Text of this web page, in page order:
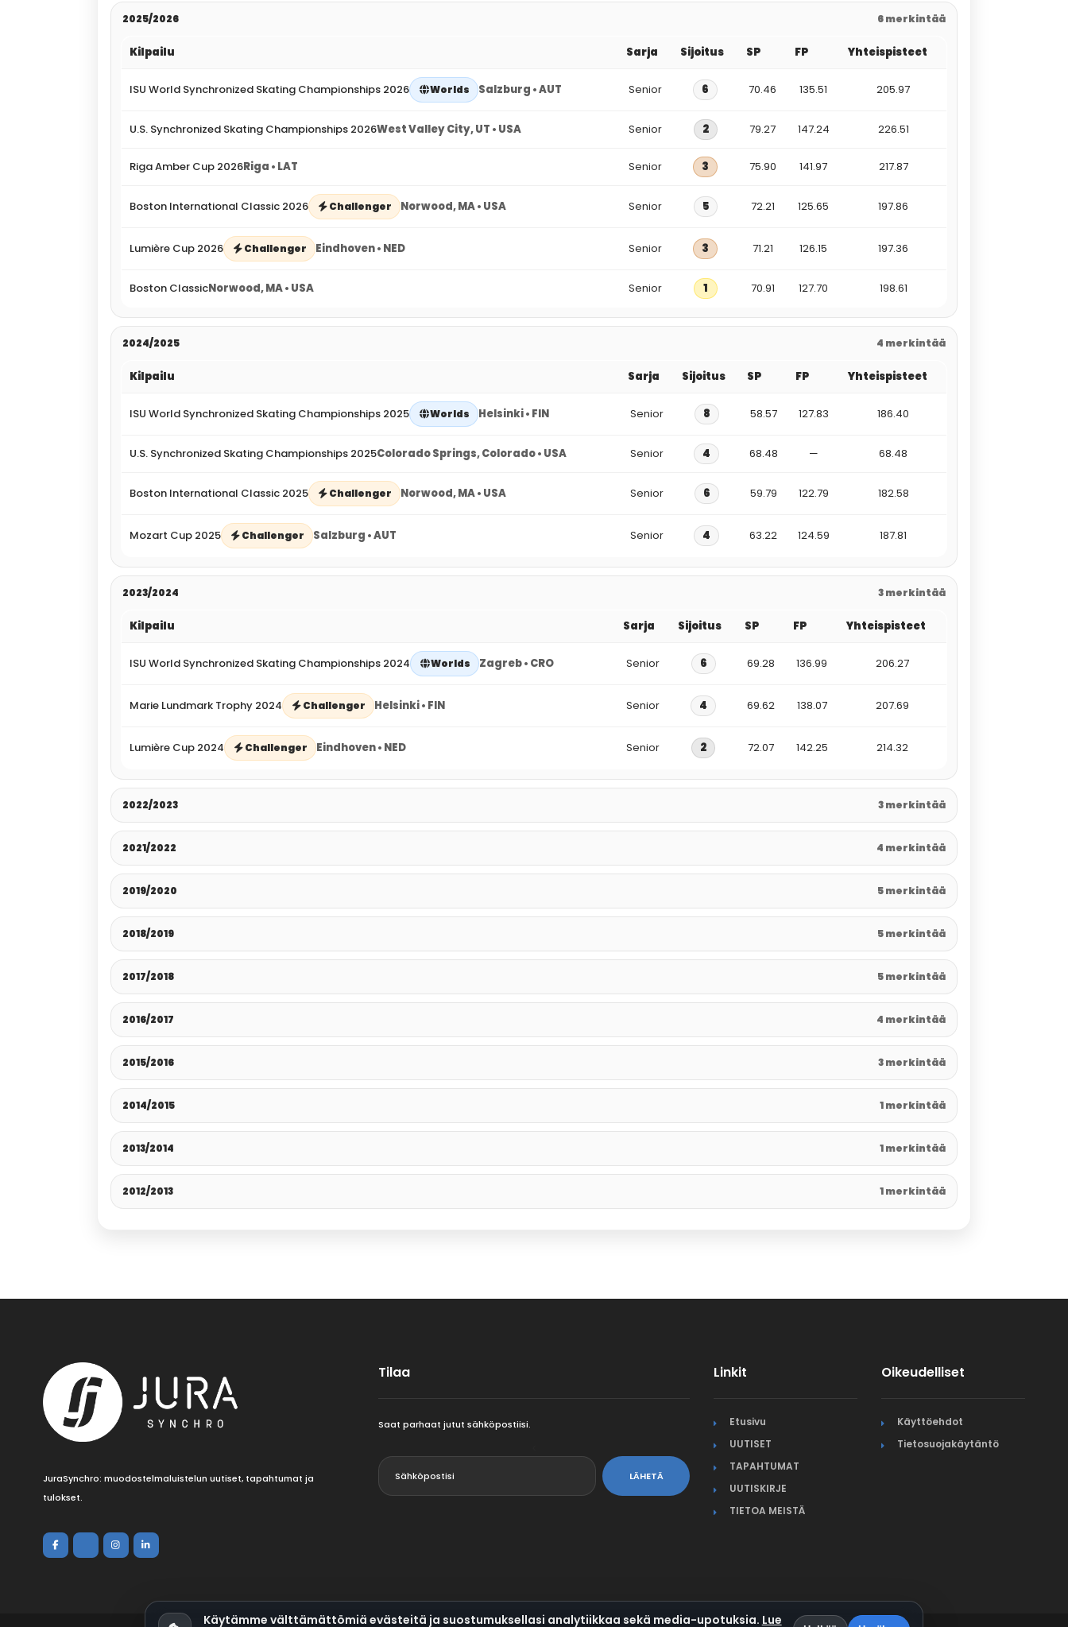
2025/2026 6 merkintää
Kilpailu Sarja Sijoitus SP FP Yhteispisteet
ISU World Synchronized Skating Championships 2026 Worlds Salzburg • AUT Senior 6 70.46 135.51 205.97
U.S. Synchronized Skating Championships 2026West Valley City, UT • USA Senior 2 79.27 147.24 226.51
Riga Amber Cup 2026Riga • LAT Senior 3 75.90 141.97 217.87
Boston International Classic 2026 Challenger Norwood, MA • USA Senior 5 72.21 125.65 197.86
Lumière Cup 2026 Challenger Eindhoven • NED Senior 3 71.21 126.15 197.36
Boston ClassicNorwood, MA • USA Senior 1 70.91 127.70 198.61
2024/2025 4 merkintää
Kilpailu Sarja Sijoitus SP FP Yhteispisteet
ISU World Synchronized Skating Championships 2025 Worlds Helsinki • FIN Senior 8 58.57 127.83 186.40
U.S. Synchronized Skating Championships 2025Colorado Springs, Colorado • USA Senior 4 68.48 — 68.48
Boston International Classic 2025 Challenger Norwood, MA • USA Senior 6 59.79 122.79 182.58
Mozart Cup 2025 Challenger Salzburg • AUT Senior 4 63.22 124.59 187.81
2023/2024 3 merkintää
Kilpailu Sarja Sijoitus SP FP Yhteispisteet
ISU World Synchronized Skating Championships 2024 Worlds Zagreb • CRO Senior 6 69.28 136.99 206.27
Marie Lundmark Trophy 2024 Challenger Helsinki • FIN Senior 4 69.62 138.07 207.69
Lumière Cup 2024 Challenger Eindhoven • NED Senior 2 72.07 142.25 214.32
2022/2023 3 merkintää
2021/2022 4 merkintää
2019/2020 5 merkintää
2018/2019 5 merkintää
2017/2018 5 merkintää
2016/2017 4 merkintää
2015/2016 3 merkintää
2014/2015 1 merkintää
2013/2014 1 merkintää
2012/2013 1 merkintää
JuraSynchro: muodostelmaluistelun uutiset, tapahtumat ja
tulokset.
Tilaa
Saat parhaat jutut sähköpostiisi.
LÄHETÄ
Linkit
Etusivu
UUTISET
TAPAHTUMAT
UUTISKIRJE
TIETOA MEISTÄ
Oikeudelliset
Käyttöehdot
Tietosuojakäytäntö
Käytämme välttämättömiä evästeitä ja suostumuksellasi analytiikkaa sekä media-upotuksia. Lue